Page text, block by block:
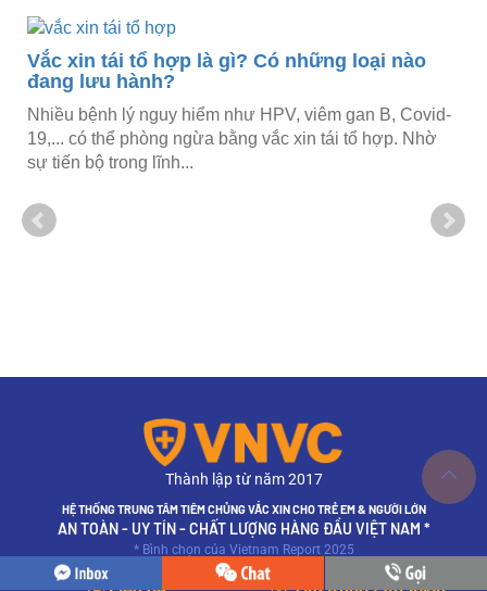
Vắc xin tái tổ hợp là gì? Có những loại nào
đang lưu hành?
Nhiều bệnh lý nguy hiểm như HPV, viêm gan B, Covid-
19,... có thể phòng ngừa bằng vắc xin tái tổ hợp. Nhờ
sự tiến bộ trong lĩnh...
Thành lập từ năm 2017
HỆ THỐNG TRUNG TÂM TIÊM CHỦNG VẮC XIN CHO TRẺ EM & NGƯỜI LỚN
AN TOÀN - UY TÍN - CHẤT LƯỢNG HÀNG ĐẦU VIỆT NAM *
* Bình chọn của Vietnam Report 2025